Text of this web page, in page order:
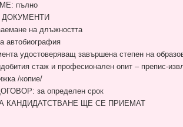
пълно
на длъжността
автобиография
удостоверяващ завършена степен на
стаж и професионален опит – препис-
/копие/
за определен срок
КАНДИДАТСТВАНЕ ЩЕ СЕ ПРИЕМАТ